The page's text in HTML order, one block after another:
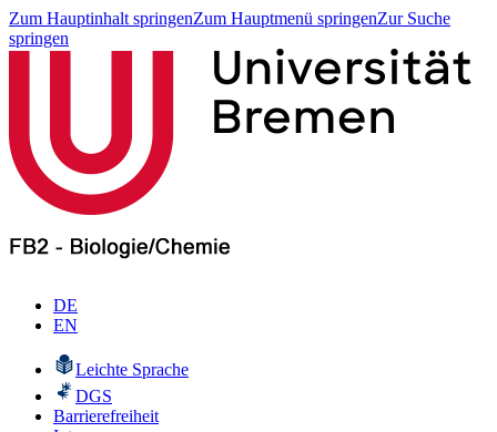
Zum Hauptinhalt springenZum Hauptmenü springenZur Suche
springen
DE
EN
Leichte Sprache
DGS
Barrierefreiheit